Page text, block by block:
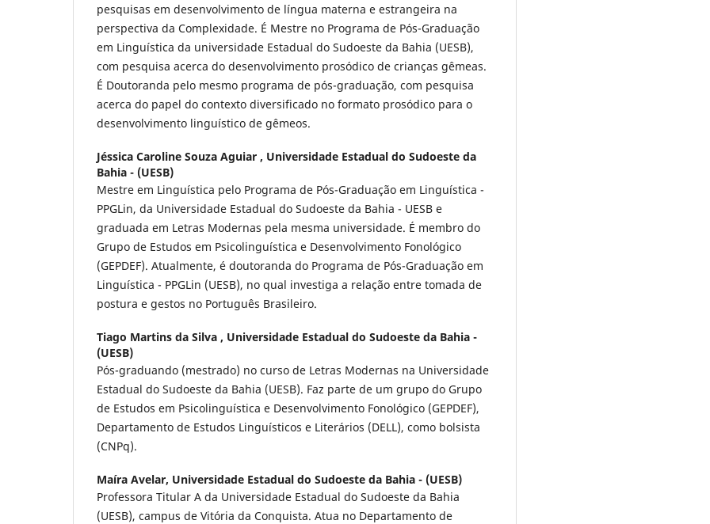
pesquisas em desenvolvimento de língua materna e estrangeira na
perspectiva da Complexidade. É Mestre no Programa de Pós-Graduação
em Linguística da universidade Estadual do Sudoeste da Bahia (UESB),
com pesquisa acerca do desenvolvimento prosódico de crianças gêmeas.
É Doutoranda pelo mesmo programa de pós-graduação, com pesquisa
acerca do papel do contexto diversificado no formato prosódico para o
desenvolvimento linguístico de gêmeos.
Jéssica Caroline Souza Aguiar , Universidade Estadual do Sudoeste da
Bahia - (UESB)
Mestre em Linguística pelo Programa de Pós-Graduação em Linguística -
PPGLin, da Universidade Estadual do Sudoeste da Bahia - UESB e
graduada em Letras Modernas pela mesma universidade. É membro do
Grupo de Estudos em Psicolinguística e Desenvolvimento Fonológico
(GEPDEF). Atualmente, é doutoranda do Programa de Pós-Graduação em
Linguística - PPGLin (UESB), no qual investiga a relação entre tomada de
postura e gestos no Português Brasileiro.
Tiago Martins da Silva , Universidade Estadual do Sudoeste da Bahia -
(UESB)
Pós-graduando (mestrado) no curso de Letras Modernas na Universidade
Estadual do Sudoeste da Bahia (UESB). Faz parte de um grupo do Grupo
de Estudos em Psicolinguística e Desenvolvimento Fonológico (GEPDEF),
Departamento de Estudos Linguísticos e Literários (DELL), como bolsista
(CNPq).
Maíra Avelar, Universidade Estadual do Sudoeste da Bahia - (UESB)
Professora Titular A da Universidade Estadual do Sudoeste da Bahia
(UESB), campus de Vitória da Conquista. Atua no Departamento de